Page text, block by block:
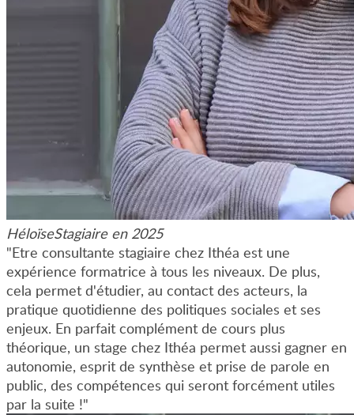
HéloïseStagiaire en 2025
"Etre consultante stagiaire chez Ithéa est une
expérience formatrice à tous les niveaux. De plus,
cela permet d'étudier, au contact des acteurs, la
pratique quotidienne des politiques sociales et ses
enjeux. En parfait complément de cours plus
théorique, un stage chez Ithéa permet aussi gagner en
autonomie, esprit de synthèse et prise de parole en
public, des compétences qui seront forcément utiles
par la suite !"